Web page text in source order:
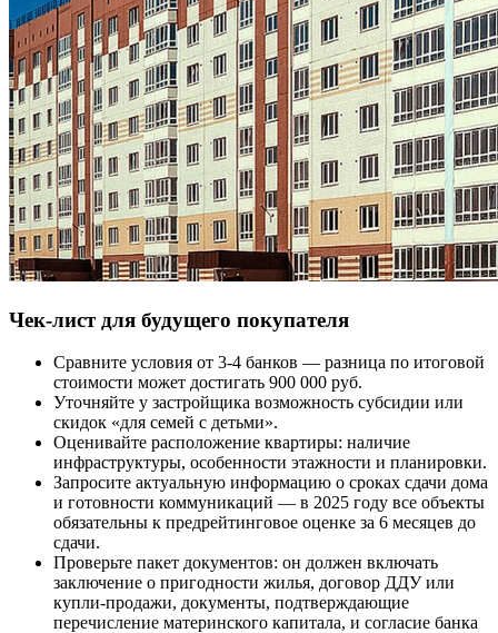
Чек-лист для будущего покупателя
Сравните условия от 3-4 банков — разница по итоговой
стоимости может достигать 900 000 руб.
Уточняйте у застройщика возможность субсидии или
скидок «для семей с детьми».
Оценивайте расположение квартиры: наличие
инфраструктуры, особенности этажности и планировки.
Запросите актуальную информацию о сроках сдачи дома
и готовности коммуникаций — в 2025 году все объекты
обязательны к предрейтинговое оценке за 6 месяцев до
сдачи.
Проверьте пакет документов: он должен включать
заключение о пригодности жилья, договор ДДУ или
купли-продажи, документы, подтверждающие
перечисление материнского капитала, и согласие банка